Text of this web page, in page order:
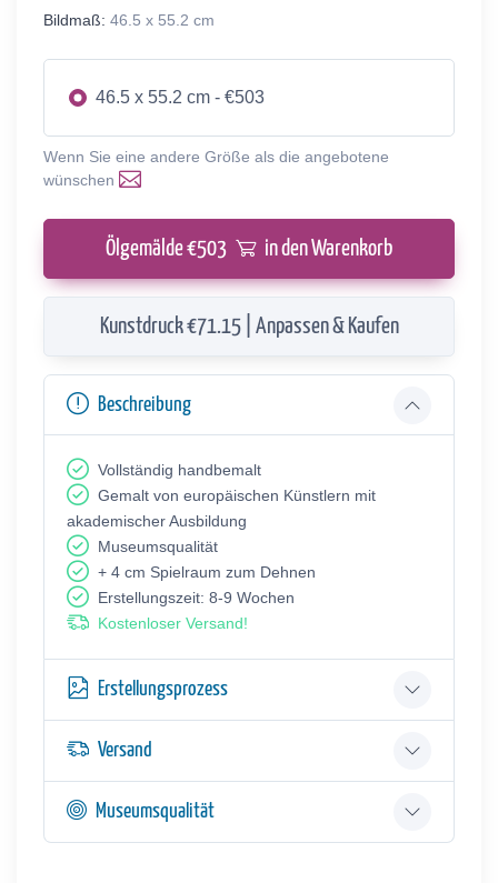
Bildmaß: 46.5 x 55.2 cm
46.5 x 55.2 cm - €503
Wenn Sie eine andere Größe als die angebotene
wünschen
Ölgemälde €503 in den Warenkorb
Kunstdruck €71.15 | Anpassen & Kaufen
Beschreibung
Vollständig handbemalt
Gemalt von europäischen Künstlern mit
akademischer Ausbildung
Museumsqualität
+ 4 cm Spielraum zum Dehnen
Erstellungszeit: 8-9 Wochen
Kostenloser Versand!
Erstellungsprozess
Versand
Museumsqualität